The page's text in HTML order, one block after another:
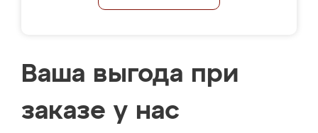
Ваша выгода при
заказе у нас